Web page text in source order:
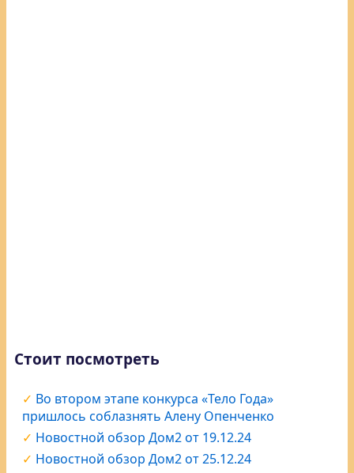
Стоит посмотреть
Во втором этапе конкурса «Тело Года»
пришлось соблазнять Алену Опенченко
Новостной обзор Дом2 от 19.12.24
Новостной обзор Дом2 от 25.12.24